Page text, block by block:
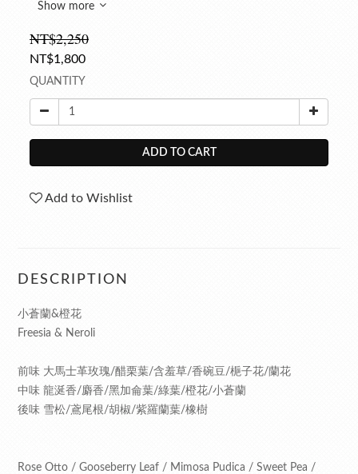
Show more
NT$2,250
NT$1,800
QUANTITY
ADD TO CART
Add to Wishlist
DESCRIPTION
小蒼蘭&橙花
Freesia & Neroli
前味 大馬士革玫瑰/醋栗葉/含羞草/香碗豆/梔子花/蘭花
中味 龍涎香/麝香/黑加侖葉/綠葉/橙花/小蒼蘭
後味 雪松/鳶尾根/胡椒/紫羅蘭葉/橡樹
Rose Otto / Gooseberry Leaf / Mimosa Pudica / Sweet Pea /